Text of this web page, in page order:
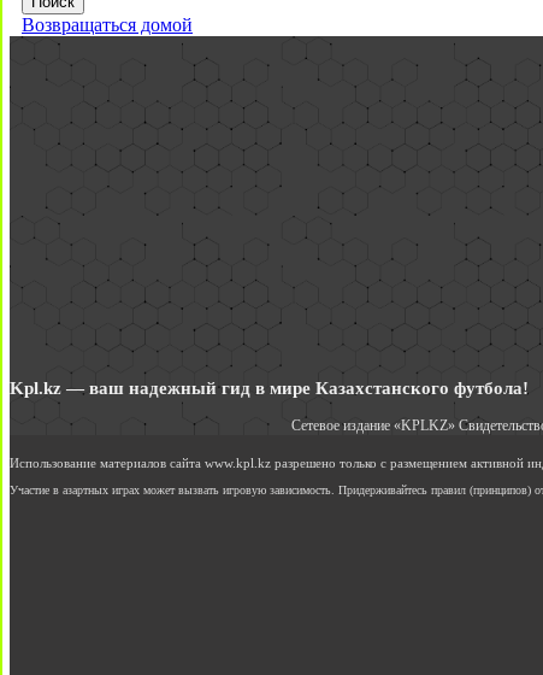
Возвращаться домой
Kpl.kz — ваш надежный гид в мире Казахстанского футбола!
Сетевое издание «KPLKZ»
Использование материалов сайта www.kpl.kz разрешено только с размещением активной
Участие в азартных играх может вызвать игровую зависимость. Придерживайтесь правил (принципов)